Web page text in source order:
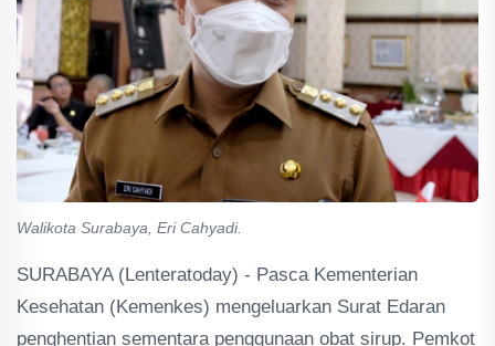
Walikota Surabaya, Eri Cahyadi.
SURABAYA (Lenteratoday) - Pasca Kementerian
Kesehatan (Kemenkes) mengeluarkan Surat Edaran
penghentian sementara penggunaan obat sirup. Pemkot